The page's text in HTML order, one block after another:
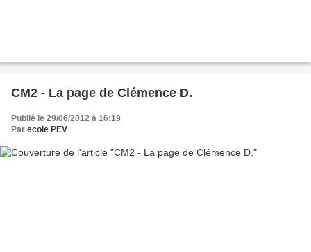
CM2 - La page de Clémence D.
Publié le 29/06/2012 à 16:19
Par ecole PEV